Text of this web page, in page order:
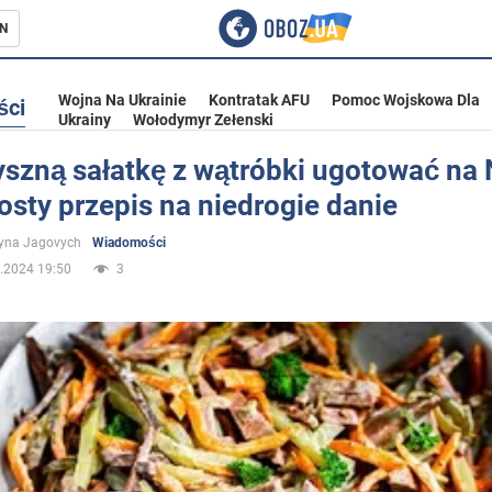
Ukrainie
Wojna Na Ukrainie Kontratak AFU
Pomoc Wojskowa Dla
Ukrainy
Wołodymyr Zełenski
sałatkę z wątróbki ugotować na
przepis na niedrogie danie
Jagovych
Wiadomości
19:50
3